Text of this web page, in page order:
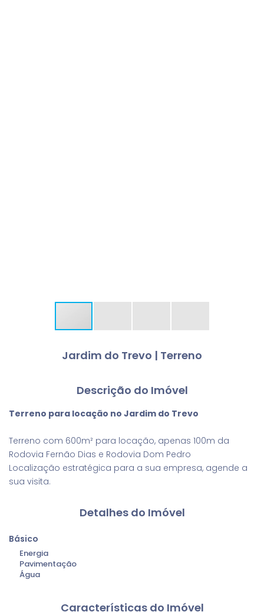
Jardim do Trevo | Terreno
Descrição do Imóvel
Terreno para locação no Jardim do Trevo
Terreno com 600m² para locação, apenas 100m da
Rodovia Fernão Dias e Rodovia Dom Pedro
Localização estratégica para a sua empresa, agende a
sua visita.
Detalhes do Imóvel
Básico
Energia
Pavimentação
Água
Características do Imóvel